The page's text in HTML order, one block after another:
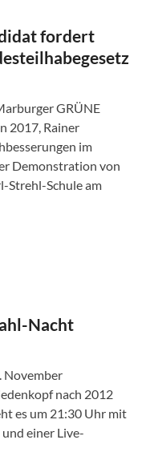
fordert
GRÜNE
2017, Rainer
im
Demonstration von
Strehl-Schule am
Nacht
November
nach 2012
es um 21:30 Uhr mit
und einer Live-